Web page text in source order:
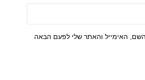
האימייל והאתר שלי לפעם הבאה